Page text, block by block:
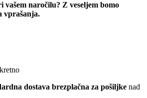
vašem naročilu? Z veseljem bomo
vprašanja.
dostava brezplačna za pošiljke nad